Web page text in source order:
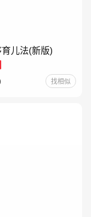
儿法(新版)
找相似